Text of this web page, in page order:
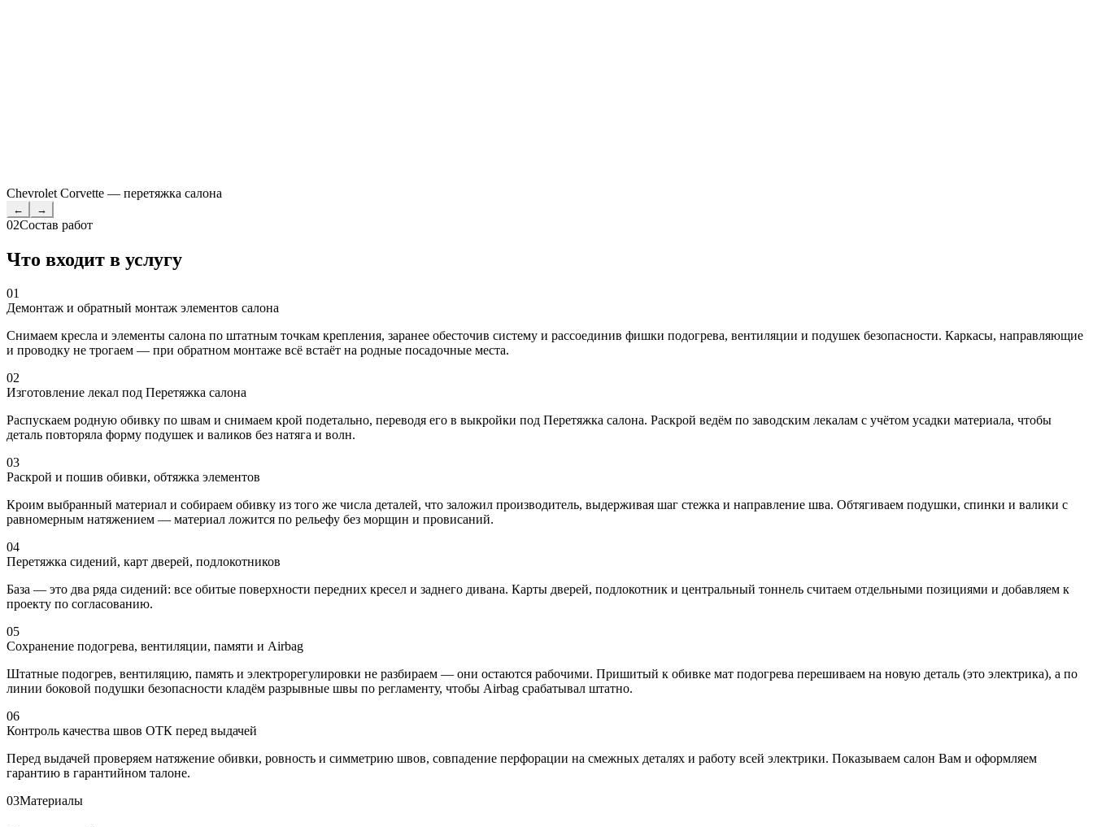
Chevrolet Corvette — перетяжка салона
← →
02Состав работ
Что входит в услугу
01
Демонтаж и обратный монтаж элементов салона
Снимаем кресла и элементы салона по штатным точкам крепления, заранее обесточив систему и рассоединив фишки подогрева, вентиляции и подушек безопасности. Каркасы, направляющие
и проводку не трогаем — при обратном монтаже всё встаёт на родные посадочные места.
02
Изготовление лекал под Перетяжка салона
Распускаем родную обивку по швам и снимаем крой подетально, переводя его в выкройки под Перетяжка салона. Раскрой ведём по заводским лекалам с учётом усадки материала, чтобы
деталь повторяла форму подушек и валиков без натяга и волн.
03
Раскрой и пошив обивки, обтяжка элементов
Кроим выбранный материал и собираем обивку из того же числа деталей, что заложил производитель, выдерживая шаг стежка и направление шва. Обтягиваем подушки, спинки и валики с
равномерным натяжением — материал ложится по рельефу без морщин и провисаний.
04
Перетяжка сидений, карт дверей, подлокотников
База — это два ряда сидений: все обитые поверхности передних кресел и заднего дивана. Карты дверей, подлокотник и центральный тоннель считаем отдельными позициями и добавляем к
проекту по согласованию.
05
Сохранение подогрева, вентиляции, памяти и Airbag
Штатные подогрев, вентиляцию, память и электрорегулировки не разбираем — они остаются рабочими. Пришитый к обивке мат подогрева перешиваем на новую деталь (это электрика), а по
линии боковой подушки безопасности кладём разрывные швы по регламенту, чтобы Airbag срабатывал штатно.
06
Контроль качества швов ОТК перед выдачей
Перед выдачей проверяем натяжение обивки, ровность и симметрию швов, совпадение перфорации на смежных деталях и работу всей электрики. Показываем салон Вам и оформляем
гарантию в гарантийном талоне.
03Материалы